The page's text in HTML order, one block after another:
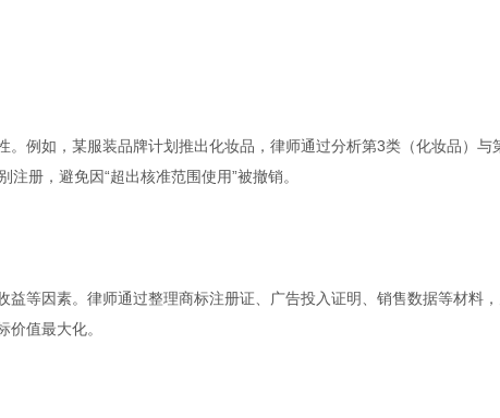
例如，某服装品牌计划推出化妆品，律师通过分析第3类（化妆品）与
册，避免因“超出核准范围使用”被撤销。
等因素。律师通过整理商标注册证、广告投入证明、销售数据等材料
值最大化。